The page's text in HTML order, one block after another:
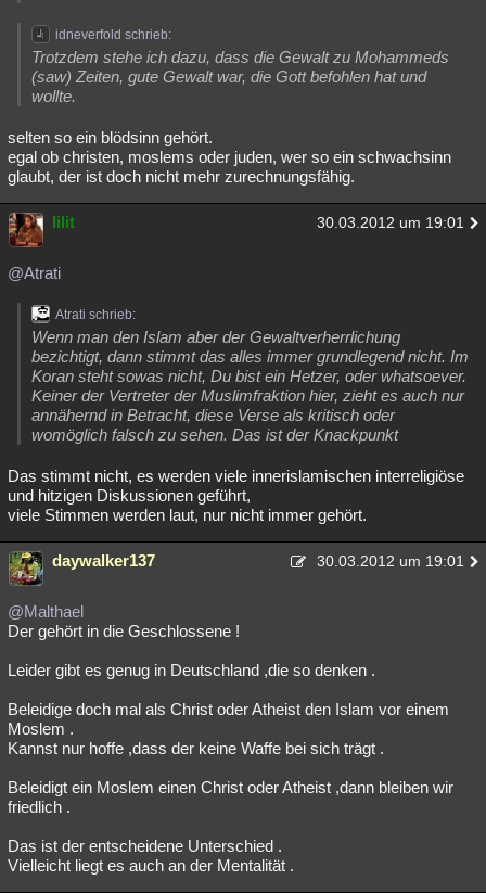
idneverfold schrieb:
Trotzdem stehe ich dazu, dass die Gewalt zu Mohammeds
(saw) Zeiten, gute Gewalt war, die Gott befohlen hat und
wollte.
selten so ein blödsinn gehört.
egal ob christen, moslems oder juden, wer so ein schwachsinn
glaubt, der ist doch nicht mehr zurechnungsfähig.
lilit 30.03.2012 um 19:01
@Atrati
Atrati schrieb:
Wenn man den Islam aber der Gewaltverherrlichung
bezichtigt, dann stimmt das alles immer grundlegend nicht. Im
Koran steht sowas nicht, Du bist ein Hetzer, oder whatsoever.
Keiner der Vertreter der Muslimfraktion hier, zieht es auch nur
annähernd in Betracht, diese Verse als kritisch oder
womöglich falsch zu sehen. Das ist der Knackpunkt
Das stimmt nicht, es werden viele innerislamischen interreligiöse
und hitzigen Diskussionen geführt,
viele Stimmen werden laut, nur nicht immer gehört.
daywalker137 30.03.2012 um 19:01
@Malthael
Der gehört in die Geschlossene !
Leider gibt es genug in Deutschland ,die so denken .
Beleidige doch mal als Christ oder Atheist den Islam vor einem
Moslem .
Kannst nur hoffe ,dass der keine Waffe bei sich trägt .
Beleidigt ein Moslem einen Christ oder Atheist ,dann bleiben wir
friedlich .
Das ist der entscheidene Unterschied .
Vielleicht liegt es auch an der Mentalität .